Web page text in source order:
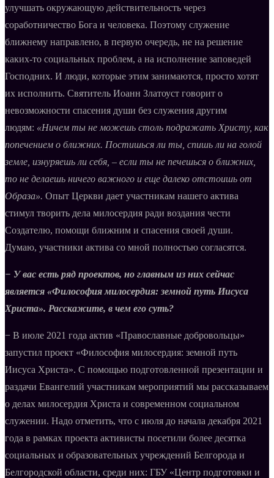
улучшать окружающую действительность через
соработничество Бога и человека. Поэтому служение
ближнему направлено, в первую очередь, не на решение
каких-то социальных проблем, а на исполнение заповедей
Господних. И люди, которые этим занимаются, просто хотят
их исполнить. Святитель Иоанн Златоуст говорит о
невозможности спасения души без служения другим
людям: «Ничем ты не можешь столь подражать Христу, как
попечением о ближних. Постишься ли ты, спишь ли на голой
земле, изнуряешь ли себя, – если ты не печешься о ближних,
то не делаешь ничего важного и еще далеко отстоишь от
Образа». Опыт Церкви дает участникам нашего актива
стимул творить дела милосердия ради воздания чести
Создателю, помощи ближним и спасения своей души.
Думаю, участники актива со мной полностью согласятся.
− У вас есть ряд проектов, но главным из них сейчас
является «Философия милосердия: земной путь Иисуса
Христа». Расскажите, в чем его суть?
− В июле 2021 года актив «Православные добровольцы»
запустил проект «Философия милосердия: земной путь
Иисуса Христа». С помощью подготовленной презентации и
раздачи Евангелий участникам мероприятий мы рассказываем
о делах милосердия Христа и современном социальном
служении. Надо отметить, что с июля до начала декабря 2021
года в рамках проекта активисты посетили более десятка
социальных и образовательных учреждений Белгорода и
Белгородской области, среди них: ГБУ «Центр подготовки и